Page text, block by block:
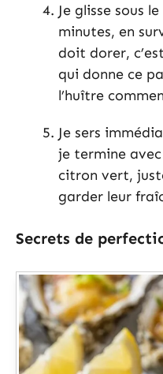
Je glisse sous
minutes, en
doit dorer,
qui donne ce
l’huître
Je sers
je termine
citron vert,
garder leur
Secrets de